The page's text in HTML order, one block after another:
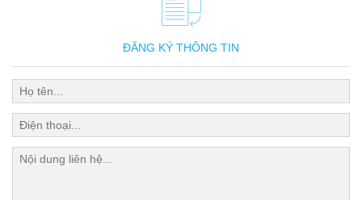
ĐĂNG KÝ THÔNG TIN